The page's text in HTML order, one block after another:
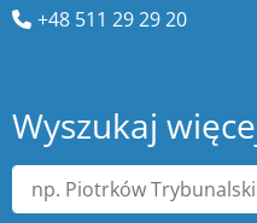
+48 511 29 29 20
Wyszukaj